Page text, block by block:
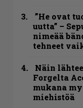
”He ovat
uutta” –
nimeää
tehneet
Näin
Forgelta
mukana
miehistöä